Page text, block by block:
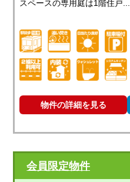
スペースの専用庭は1階住戸...
物件の詳細を見る
会員限定物件